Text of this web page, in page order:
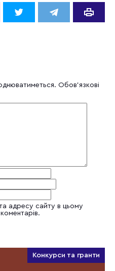
Обов’язкові
адресу сайту в цьому
Конкурси та гранти